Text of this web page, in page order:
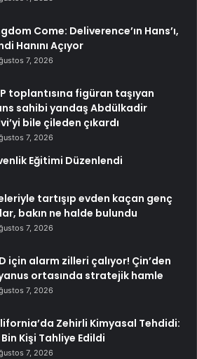
Come: Deliverence’ın Hans’ı,
Hanını Açıyor
7, 2026
toplantısına figüran taşıyan
sahibi yandaş Abdülkadir
bile çileden çıkardı
7, 2026
Eğitimi Düzenlendi
tartışıp evden kaçan genç
bakın ne halde bulundu
7, 2026
için alarm zilleri çalıyor! Çin’den
ortasında stratejik hamle
7, 2026
Zehirli Kimyasal Tehdidi:
Kişi Tahliye Edildi
7, 2026